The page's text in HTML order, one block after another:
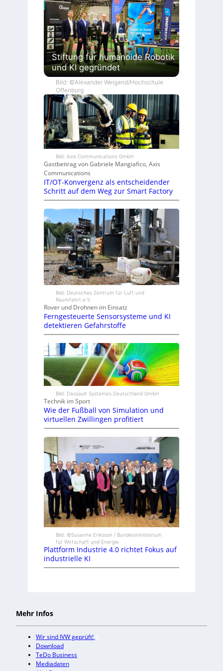
Stiftung für humanoide Robotik
und KI gegründet
Bild: ©Alexander Weigand/Hochschule
Offenburg
Bild: Axis Communications GmbH
Gastbeitrag von Gabriele Mangiafico, Axis
Communications
IT/OT-Konvergenz als entscheidender
Schritt auf dem Weg zur Smart Factory
Bild: Deutsches Zentrum für Luft und
Raumfahrt e.V.
Rover und Drohnen im Einsatz
Ferngesteuerte Sensorsysteme und KI
detektieren Gefahrstoffe
Bild: Dassault Systemes Deutschland GmbH
Technik im Sport
Wie der Fußball von Simulation und
virtuellen Zwillingen profitiert
Bild: ©Susanne Eriksson / Bundesministerium
für Wirtschaft und Energie
Plattform Industrie 4.0 richtet Fokus auf
industrielle KI
Mehr Infos
Wir sind IVW geprüft!
Download
TeDo Business
Mediadaten